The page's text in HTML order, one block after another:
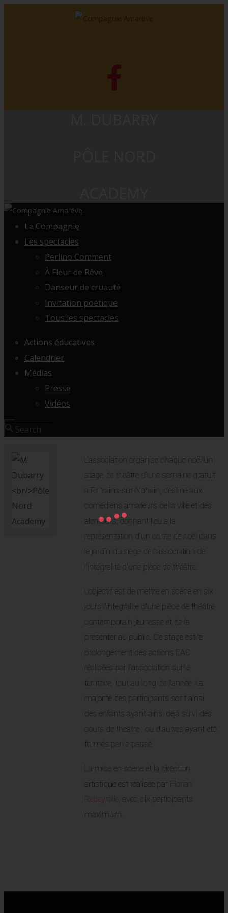
La Compagnie
Les spectacles
Perlino Comment
À Fleur de Rêve
Danseur de cruauté
Invitation poétique
Tous les spectacles
Actions éducatives
Calendrier
Médias
Presse
Vidéos
L’association organise chaque noël un
stage de théâtre d’une semaine gratuit
a Entrains-sur-Nohain, destiné aux
comédiens amateurs de la ville et des
alentours, donnant lieu a la
représentation d’un conte de noël dans
le jardin du siège de l’association de
l’intégralité d’une pièce de théâtre.
L’objectif est de mettre en scène en six
jours l’intégralité d’une pièce de théâtre
contemporain jeunesse et de la
présenter au public. Ce stage est le
prolongement des actions EAC
réalisées par l’association sur le
territoire, tout au long de l’année : la
majorité des participants sont ainsi
des enfants ayant ainsi déjà suivi des
cours de théâtre ; ou d’autres ayant été
formés par le passé.
La mise en scène et la direction
artistique est réalisée par
Florian
Rebeyrolle
, avec dix participants
maximum.